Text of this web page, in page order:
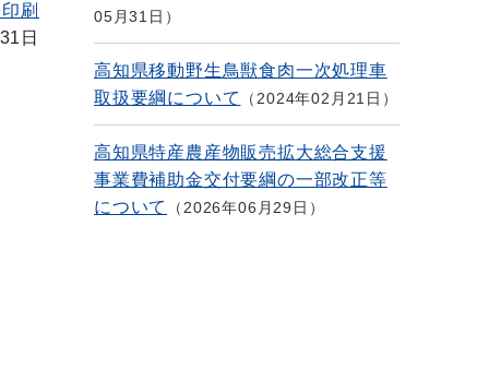
刷
日
05月31日
高知県移動野生鳥獣食肉一次処理車
取扱要綱について
2024年02月21日
高知県特産農産物販売拡大総合支援
事業費補助金交付要綱の一部改正等
について
2026年06月29日